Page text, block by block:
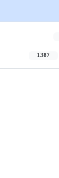
1,387